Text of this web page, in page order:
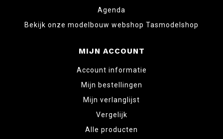
Agenda
Bekijk onze modelbouw webshop Tasmodelshop
MIJN ACCOUNT
Account informatie
Mijn bestellingen
Mijn verlanglijst
Vergelijk
Alle producten